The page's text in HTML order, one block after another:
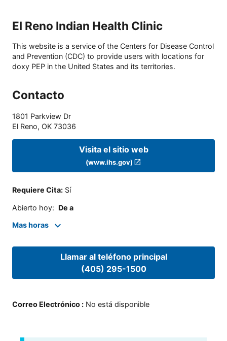
El Reno Indian Health Clinic
This website is a service of the Centers for Disease Control
and Prevention (CDC) to provide users with locations for
doxy PEP in the United States and its territories.
Contacto
1801 Parkview Dr
El Reno, OK 73036
Visita el sitio web
(www.ihs.gov)
Requiere Cita: Sí
Abierto hoy: De a
Mas horas
Llamar al teléfono principal
(405) 295-1500
Correo Electrónico : No está disponible